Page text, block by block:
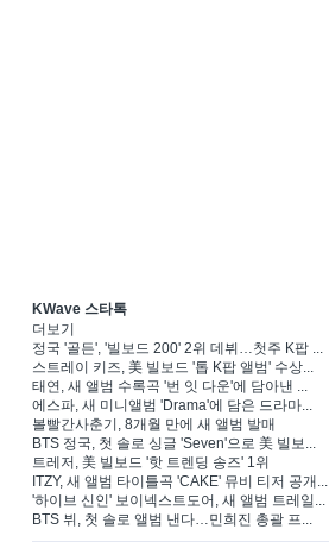
KWave 스타톡
더보기
정국 '골든', '빌보드 200' 2위 데뷔…첫주 K팝 ...
스트레이 키즈, 美 빌보드 '톱 K팝 앨범' 수상...
태연, 새 앨범 수록곡 '번 잇 다운'에 담아낸 ...
에스파, 새 미니앨범 'Drama'에 담은 드라마...
볼빨간사춘기, 8개월 만에 새 앨범 발매
BTS 정국, 첫 솔로 싱글 'Seven'으로 美 빌보...
트레저, 美 빌보드 '핫 트렌딩 송즈' 1위
ITZY, 새 앨범 타이틀곡 'CAKE' 뮤비 티저 공개...
'하이브 신인' 보이넥스트도어, 새 앨범 트레일...
BTS 뷔, 첫 솔로 앨범 낸다…민희진 총괄 프...